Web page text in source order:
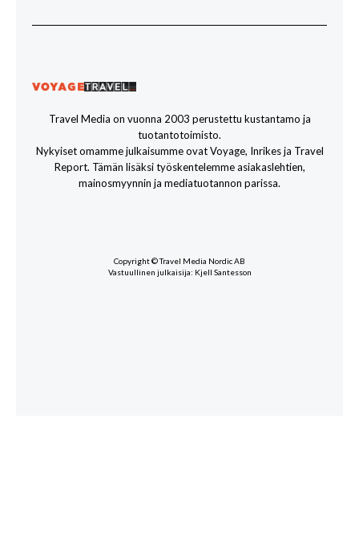
Travel Media on vuonna 2003 perustettu kustantamo ja
tuotantotoimisto.
Nykyiset omamme julkaisumme ovat Voyage, Inrikes ja Travel
Report. Tämän lisäksi työskentelemme asiakaslehtien,
mainosmyynnin ja mediatuotannon parissa.
Copyright © Travel Media Nordic AB
Vastuullinen julkaisija: Kjell Santesson